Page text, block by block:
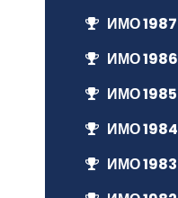
ИМО 1987
ИМО 1986
ИМО 1985
ИМО 1984
ИМО 1983